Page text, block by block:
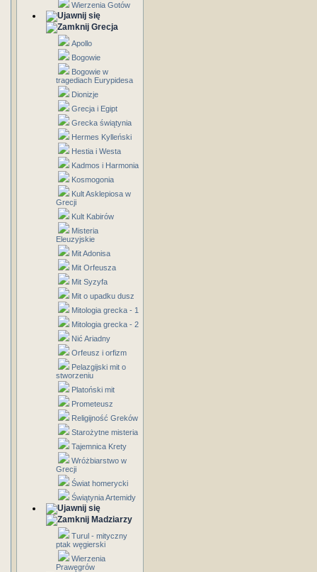
Wierzenia Gotów
Grecja
Apollo
Bogowie
Bogowie w
tragediach Eurypidesa
Dionizje
Grecja i Egipt
Grecka świątynia
Hermes Kylleński
Hestia i Westa
Kadmos i Harmonia
Kosmogonia
Kult Asklepiosa w
Grecji
Kult Kabirów
Misteria
Eleuzyjskie
Mit Adonisa
Mit Orfeusza
Mit Syzyfa
Mit o upadku dusz
Mitologia grecka - 1
Mitologia grecka - 2
Nić Ariadny
Orfeusz i orfizm
Pelazgijski mit o
stworzeniu
Platoński mit
Prometeusz
Religijność Greków
Starożytne misteria
Tajemnica Krety
Wróżbiarstwo w
Grecji
Świat homerycki
Świątynia Artemidy
Madziarzy
Turul - mityczny
ptak węgierski
Wierzenia
Prawęgrów